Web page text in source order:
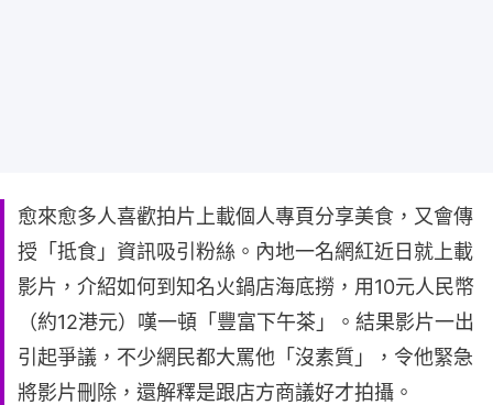
愈來愈多人喜歡拍片上載個人專頁分享美食，又會傳
授「抵食」資訊吸引粉絲。內地一名網紅近日就上載
影片，介紹如何到知名火鍋店海底撈，用10元人民幣
（約12港元）嘆一頓「豐富下午茶」。結果影片一出
引起爭議，不少網民都大罵他「沒素質」，令他緊急
將影片刪除，還解釋是跟店方商議好才拍攝。